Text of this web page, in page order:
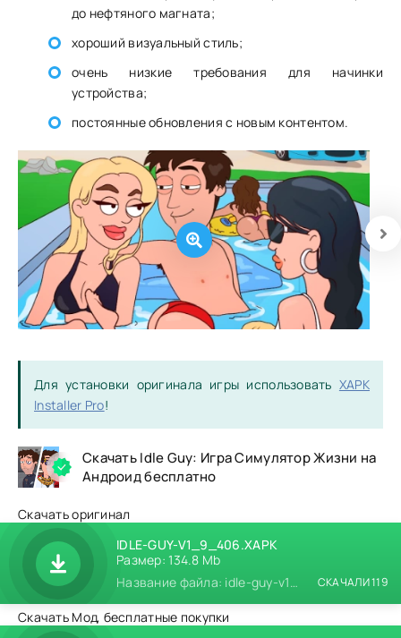
до нефтяного магната;
хороший визуальный стиль;
очень низкие требования для начинки
устройства;
постоянные обновления с новым контентом.
Для установки оригинала игры использовать XAPK
Installer Pro!
Скачать Idle Guy: Игра Симулятор Жизни на
Андроид бесплатно
Скачать оригинал
IDLE-GUY-V1_9_406.XAPK
Размер: 134.8 Mb
Название файла: idle-guy-v1_9_406.xapk
СКАЧАЛИ 119
Скачать Мод, бесплатные покупки